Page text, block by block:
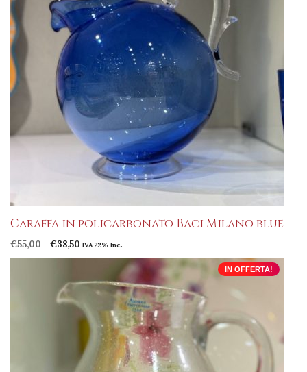
Caraffa in policarbonato Baci Milano blue
€55,00
Il
prezzo
era:
€55,00.
€38,50 Il
prezzo
è:
€38,50.
IVA 22% Inc.
IN OFFERTA!